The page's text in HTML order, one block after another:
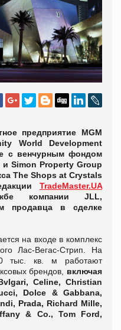
предприятие MGM
World Development
с венчурным фондом
Simon Property Group
The Shops at Crystals
TradeMaster.UA
компании JLL,
продавца в сделке
на входе в комплекс
Лас-Вегас-Стрип. На
тыс. кв. м работают
брендов, включая
Celine, Christian
Dolce & Gabbana,
Prada, Richard Mille,
& Co., Tom Ford,